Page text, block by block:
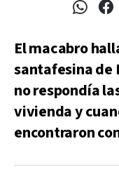
El macabro
santafesina de
no respondía
vivienda y
encontraron